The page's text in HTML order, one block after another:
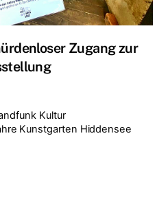
Zugang zur
Kultur
Kunstgarten Hiddensee